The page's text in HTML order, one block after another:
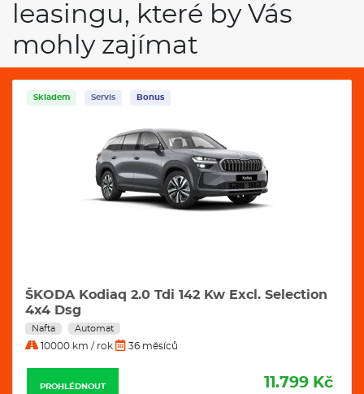
leasingu, které by Vás
mohly zajímat
Skladem Servis Bonus
ŠKODA Kodiaq 2.0 Tdi 142 Kw Excl. Selection
4x4 Dsg
Nafta Automat
10000 km / rok 36 měsíců
PROHLÉDNOUT 11.799 Kč